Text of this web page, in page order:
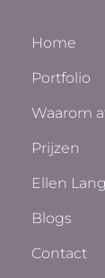
Home
Portfolio
Waarom
Prijzen
Ellen
Blogs
Contact